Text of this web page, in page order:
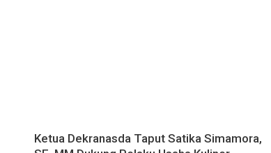
Ketua Dekranasda Taput Satika Simamora,